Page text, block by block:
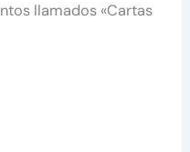
llamados «Cartas